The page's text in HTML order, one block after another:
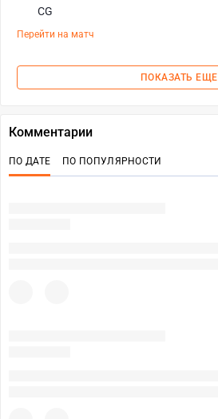
CG
Перейти на матч
ПОКАЗАТЬ ЕЩЕ
Комментарии
ПО ДАТЕ ПО ПОПУЛЯРНОСТИ